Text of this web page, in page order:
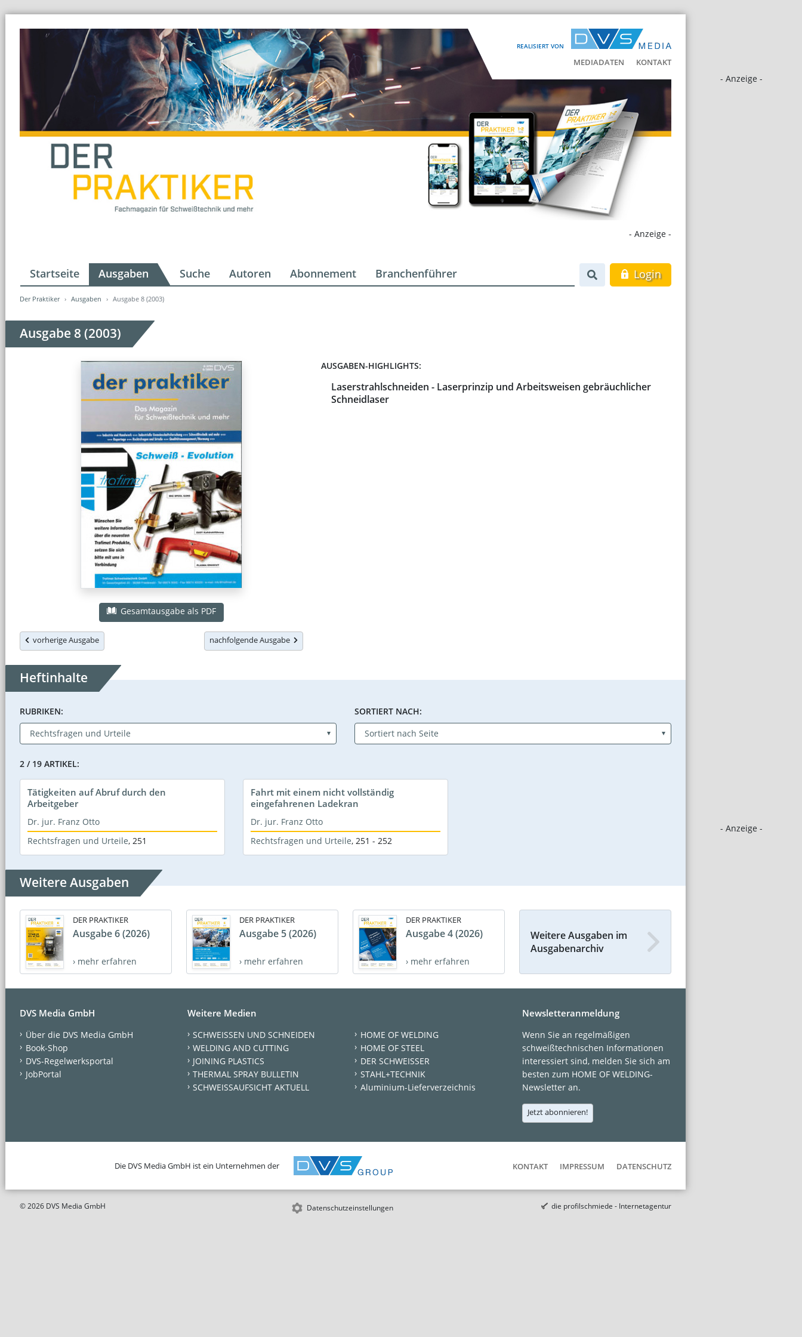
REALISIERT VON
MEDIADATEN KONTAKT
- Anzeige -
- Anzeige -
- Anzeige -
Startseite Ausgaben Suche Autoren Abonnement Branchenführer Login
Der Praktiker Ausgaben Ausgabe 8 (2003)
Ausgabe 8 (2003)
Gesamtausgabe als PDF
vorherige Ausgabe nachfolgende Ausgabe
AUSGABEN-HIGHLIGHTS:
Laserstrahlschneiden - Laserprinzip und Arbeitsweisen gebräuchlicher
Schneidlaser
Heftinhalte
RUBRIKEN: SORTIERT NACH:
2 / 19 ARTIKEL:
Tätigkeiten auf Abruf durch den
Arbeitgeber
Dr. jur. Franz Otto
Rechtsfragen und Urteile, 251
Fahrt mit einem nicht vollständig
eingefahrenen Ladekran
Dr. jur. Franz Otto
Rechtsfragen und Urteile, 251 - 252
Weitere Ausgaben
DER PRAKTIKER
Ausgabe 6 (2026)
› mehr erfahren
DER PRAKTIKER
Ausgabe 5 (2026)
› mehr erfahren
DER PRAKTIKER
Ausgabe 4 (2026)
› mehr erfahren
Weitere Ausgaben im
Ausgabenarchiv
DVS Media GmbH
Über die DVS Media GmbH
Book-Shop
DVS-Regelwerksportal
JobPortal
Weitere Medien
SCHWEISSEN UND SCHNEIDEN
WELDING AND CUTTING
JOINING PLASTICS
THERMAL SPRAY BULLETIN
SCHWEISSAUFSICHT AKTUELL
HOME OF WELDING
HOME OF STEEL
DER SCHWEISSER
STAHL+TECHNIK
Aluminium-Lieferverzeichnis
Newsletteranmeldung
Wenn Sie an regelmäßigen
schweißtechnischen Informationen
interessiert sind, melden Sie sich am
besten zum HOME OF WELDING-
Newsletter an.
Jetzt abonnieren!
Die DVS Media GmbH ist ein Unternehmen der KONTAKT IMPRESSUM DATENSCHUTZ
© 2026 DVS Media GmbH Datenschutzeinstellungen die profilschmiede - Internetagentur